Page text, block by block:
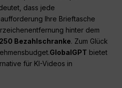
dass jede
Ihre Brieftasche
hinter dem
Bezahlschranke. Zum Glück
GlobalGPT bietet
für KI-Videos in